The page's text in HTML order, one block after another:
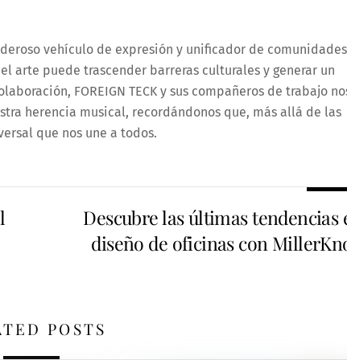
vehículo de expresión y unificador de
arte puede trascender barreras culturales y generar un
FOREIGN TECK y sus compañeros de trabajo
herencia musical, recordándonos que, más allá de las
que nos une a todos.
Descubre las últimas tendencias
diseño de oficinas con
POSTS